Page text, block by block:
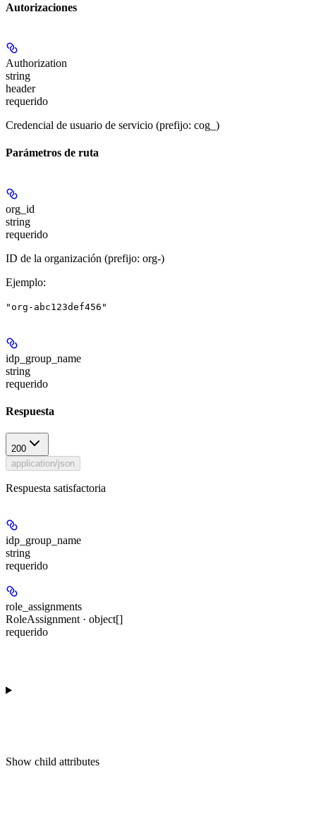
Autorizaciones
Authorization
string
header
requerido
Credencial de usuario de servicio (prefijo: cog_)
Parámetros de ruta
org_id
string
requerido
ID de la organización (prefijo: org-)
Ejemplo:
"org-abc123def456"
idp_group_name
string
requerido
Respuesta
200
application/json
Respuesta satisfactoria
idp_group_name
string
requerido
role_assignments
RoleAssignment · object[]
requerido
Show child attributes